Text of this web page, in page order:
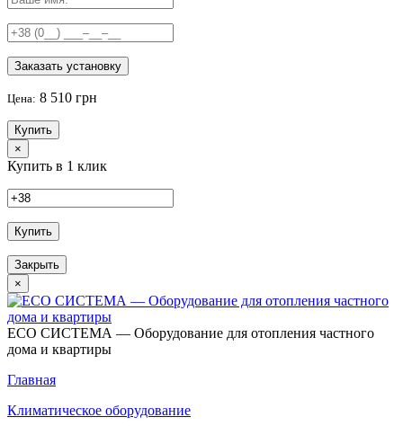
Заказать установку
Цена: 8 510 грн
Купить
×
Купить в 1 клик
Купить
Закрыть
×
ECO СИСТЕМА — Оборудование для отопления частного
дома и квартиры
Главная
Климатическое оборудование